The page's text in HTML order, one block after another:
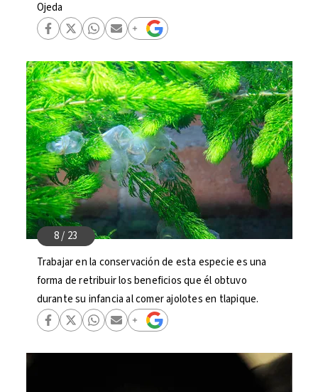
Ojeda
Trabajar en la conservación de esta especie es una
forma de retribuir los beneficios que él obtuvo
durante su infancia al comer ajolotes en tlapique.